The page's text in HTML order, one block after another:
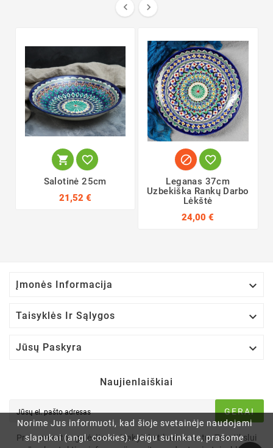
Norime Jus informuoti, kad šioje svetainėje naudojami
slapukai (angl. cookies). Jeigu sutinkate, prašome
 
 
Salotinė 25cm
21,52 €
 
Leganas 37cm
Uzbekiška Rankų Darbo
Lėkštė
24,00 €
Įmonės Informacija 
Taisyklės Ir Sąlygos 
Jūsų Paskyra 
Naujienlaiškiai
GERAI
Prenumeratos galėsite atsisakyti bet kuriuo metu. Tam tikslui